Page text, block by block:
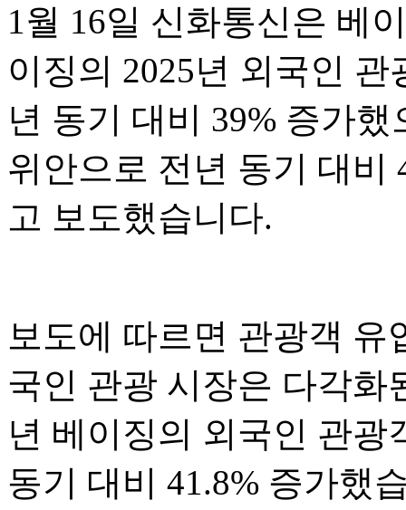
1월 16일 신화통신은 베
이징의 2025년 외국인
년 동기 대비 39% 증가
위안으로 전년 동기 대비
고 보도했습니다.
보도에 따르면 관광객
국인 관광 시장은 다각화
년 베이징의 외국인 관광
동기 대비 41.8% 증가했